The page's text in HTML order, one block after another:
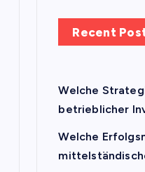
Recent
Welche
betrieblicher
Welche